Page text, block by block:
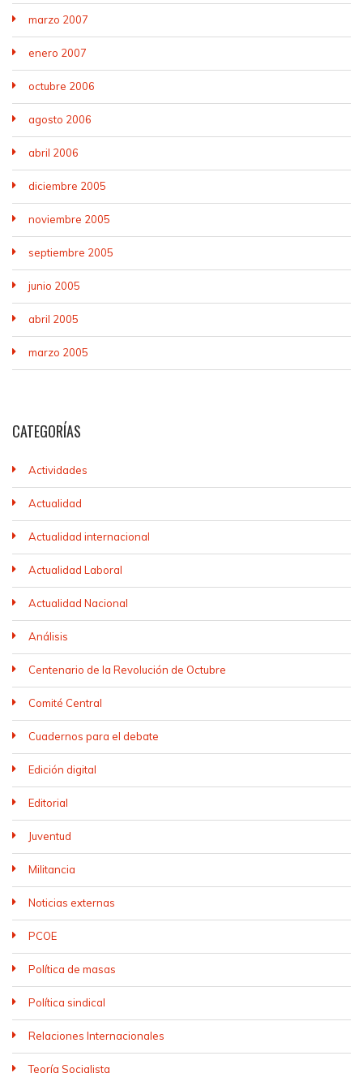
marzo 2007
enero 2007
octubre 2006
agosto 2006
abril 2006
diciembre 2005
noviembre 2005
septiembre 2005
junio 2005
abril 2005
marzo 2005
CATEGORÍAS
Actividades
Actualidad
Actualidad internacional
Actualidad Laboral
Actualidad Nacional
Análisis
Centenario de la Revolución de Octubre
Comité Central
Cuadernos para el debate
Edición digital
Editorial
Juventud
Militancia
Noticias externas
PCOE
Política de masas
Política sindical
Relaciones Internacionales
Teoría Socialista